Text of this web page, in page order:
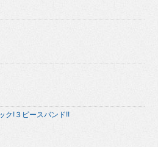
ク!３ピースバンド!!